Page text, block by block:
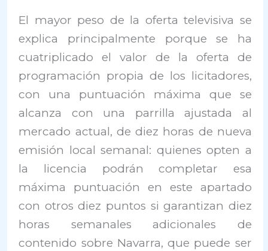
El mayor peso de la oferta televisiva se
explica principalmente porque se ha
cuatriplicado el valor de la oferta de
programación propia de los licitadores,
con una puntuación máxima que se
alcanza con una parrilla ajustada al
mercado actual, de diez horas de nueva
emisión local semanal: quienes opten a
la licencia podrán completar esa
máxima puntuación en este apartado
con otros diez puntos si garantizan diez
horas semanales adicionales de
contenido sobre Navarra, que puede ser